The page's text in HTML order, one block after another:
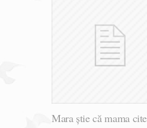
Mara știe că mama